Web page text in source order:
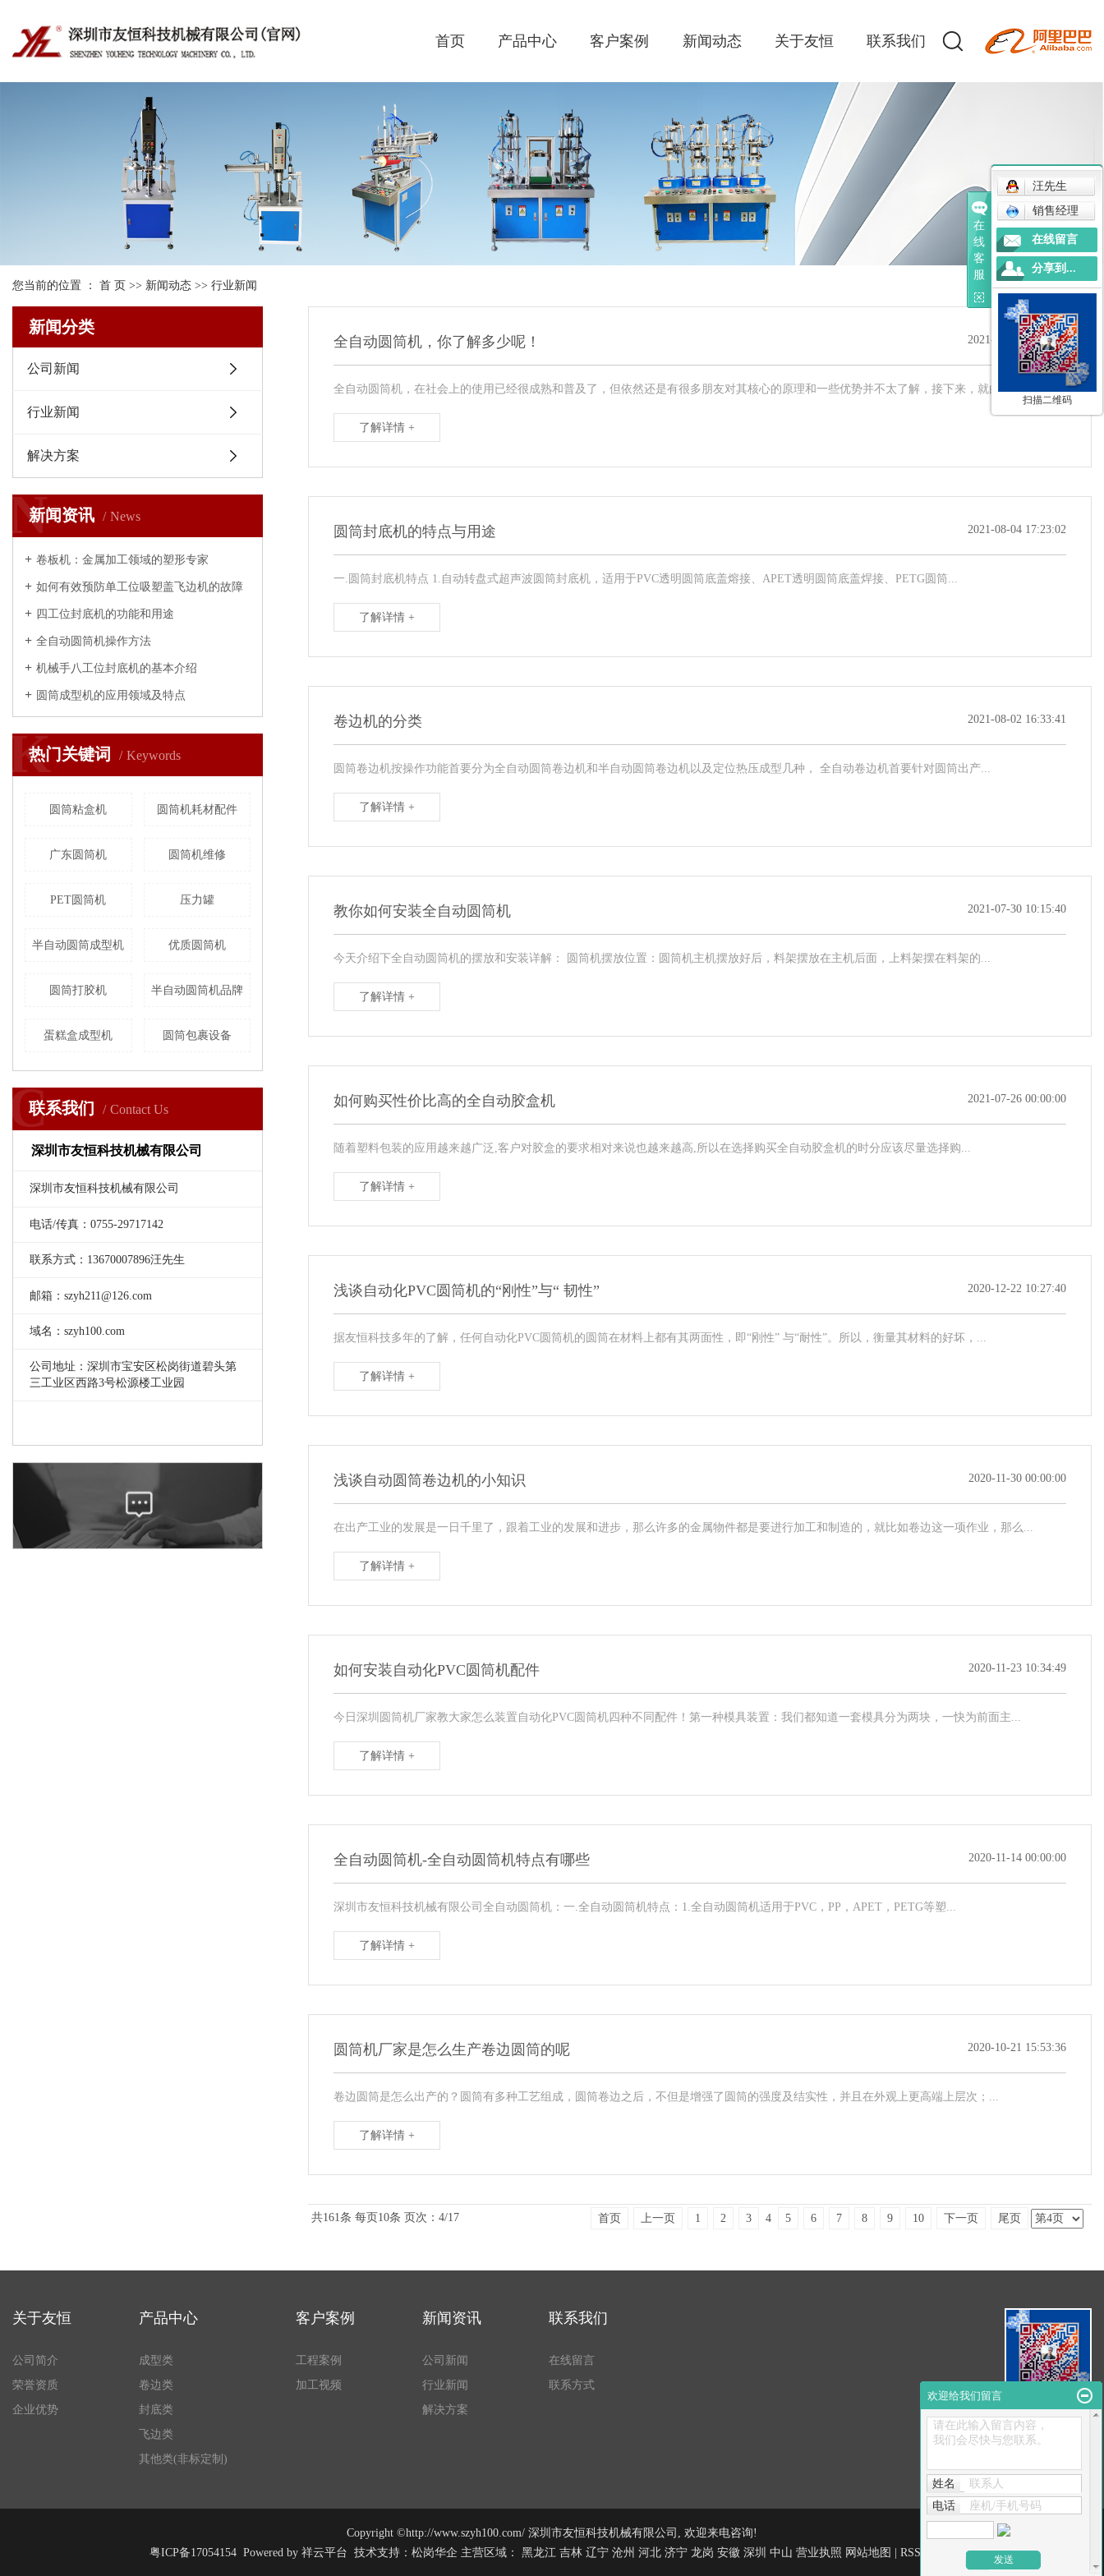
首页 产品中心 客户案例 新闻动态 关于友恒 联系我们
您当前的位置 ： 首 页 >> 新闻动态 >> 行业新闻
新闻分类
公司新闻
行业新闻
解决方案
新闻资讯 News
N
卷板机：金属加工领域的塑形专家
如何有效预防单工位吸塑盖飞边机的故障
四工位封底机的功能和用途
全自动圆筒机操作方法
机械手八工位封底机的基本介绍
圆筒成型机的应用领域及特点
热门关键词 Keywords
K
圆筒粘盒机 圆筒机耗材配件
广东圆筒机 圆筒机维修
PET圆筒机 压力罐
半自动圆筒成型机 优质圆筒机
圆筒打胶机 半自动圆筒机品牌
蛋糕盒成型机 圆筒包裹设备
联系我们 Contact Us
C
深圳市友恒科技机械有限公司
深圳市友恒科技机械有限公司
电话/传真：0755-29717142
联系方式：13670007896汪先生
邮箱：szyh211@126.com
域名：szyh100.com
公司地址：深圳市宝安区松岗街道碧头第
三工业区西路3号松源楼工业园
全自动圆筒机，你了解多少呢！ 2021-08-05 16:06:04
全自动圆筒机，在社会上的使用已经很成熟和普及了，但依然还是有很多朋友对其核心的原理和一些优势并不太了解，接下来，就由小编...
了解详情 +
圆筒封底机的特点与用途 2021-08-04 17:23:02
一.圆筒封底机特点 1.自动转盘式超声波圆筒封底机，适用于PVC透明圆筒底盖熔接、APET透明圆筒底盖焊接、PETG圆筒...
了解详情 +
卷边机的分类 2021-08-02 16:33:41
圆筒卷边机按操作功能首要分为全自动圆筒卷边机和半自动圆筒卷边机以及定位热压成型几种， 全自动卷边机首要针对圆筒出产...
了解详情 +
教你如何安装全自动圆筒机 2021-07-30 10:15:40
今天介绍下全自动圆筒机的摆放和安装详解： 圆筒机摆放位置：圆筒机主机摆放好后，料架摆放在主机后面，上料架摆在料架的...
了解详情 +
如何购买性价比高的全自动胶盒机 2021-07-26 00:00:00
随着塑料包装的应用越来越广泛,客户对胶盒的要求相对来说也越来越高,所以在选择购买全自动胶盒机的时分应该尽量选择购...
了解详情 +
浅谈自动化PVC圆筒机的“刚性”与“ 韧性” 2020-12-22 10:27:40
据友恒科技多年的了解，任何自动化PVC圆筒机的圆筒在材料上都有其两面性，即“刚性” 与“耐性”。所以，衡量其材料的好坏，...
了解详情 +
浅谈自动圆筒卷边机的小知识 2020-11-30 00:00:00
在出产工业的发展是一日千里了，跟着工业的发展和进步，那么许多的金属物件都是要进行加工和制造的，就比如卷边这一项作业，那么...
了解详情 +
如何安装自动化PVC圆筒机配件 2020-11-23 10:34:49
今日深圳圆筒机厂家教大家怎么装置自动化PVC圆筒机四种不同配件！第一种模具装置：我们都知道一套模具分为两块，一快为前面主...
了解详情 +
全自动圆筒机-全自动圆筒机特点有哪些 2020-11-14 00:00:00
深圳市友恒科技机械有限公司全自动圆筒机：一.全自动圆筒机特点：1.全自动圆筒机适用于PVC，PP，APET，PETG等塑...
了解详情 +
圆筒机厂家是怎么生产卷边圆筒的呢 2020-10-21 15:53:36
卷边圆筒是怎么出产的？圆筒有多种工艺组成，圆筒卷边之后，不但是增强了圆筒的强度及结实性，并且在外观上更高端上层次；...
了解详情 +
共161条 每页10条 页次：4/17 首页 上一页 1 2 3 4 5 6 7 8 9 10 下一页 尾页
关于友恒
公司简介
荣誉资质
企业优势
产品中心
成型类
卷边类
封底类
飞边类
其他类(非标定制)
客户案例
工程案例
加工视频
新闻资讯
公司新闻
行业新闻
解决方案
联系我们
在线留言
联系方式
扫码咨询
Copyright ©http://www.szyh100.com/ 深圳市友恒科技机械有限公司, 欢迎来电咨询!
粤ICP备17054154Powered by 祥云平台 技术支持： 松岗华企 主营区域： 黑龙江 吉林 辽宁 沧州 河北 济宁 龙岗 安徽 深圳 中山 营业执照 网站地图 RSS
在
线
客
服
汪先生
销售经理
在线留言
分享到...
扫描二维码
欢迎给我们留言
请在此输入留言内容，
我们会尽快与您联系。
姓名
联系人
电话
座机/手机号码